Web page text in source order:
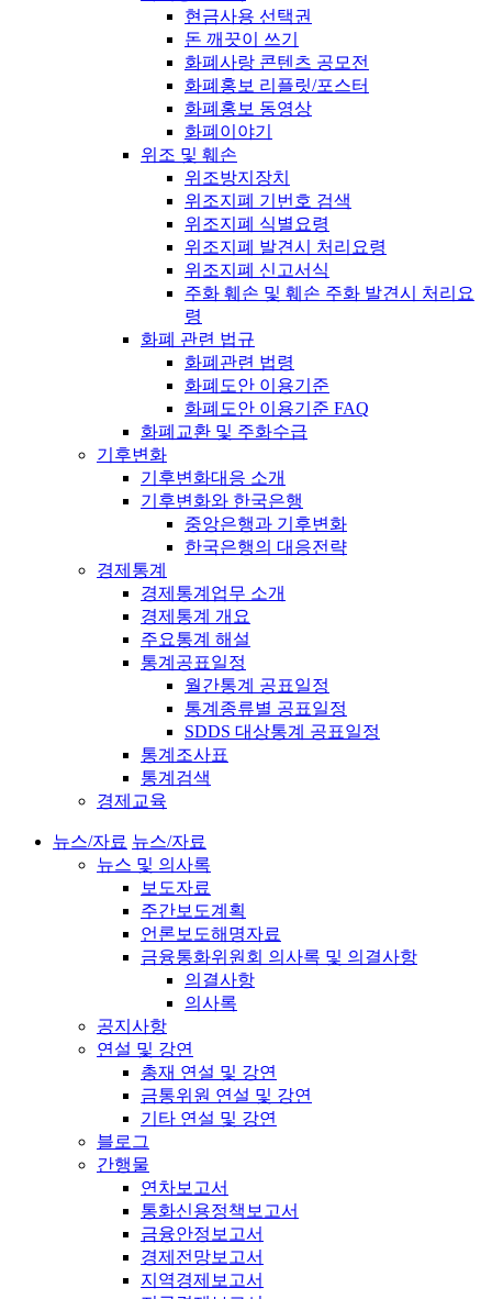
현금사용 선택권
돈 깨끗이 쓰기
화폐사랑 콘텐츠 공모전
화폐홍보 리플릿/포스터
화폐홍보 동영상
화폐이야기
위조 및 훼손
위조방지장치
위조지폐 기번호 검색
위조지폐 식별요령
위조지폐 발견시 처리요령
위조지폐 신고서식
주화 훼손 및 훼손 주화 발견시 처리요
령
화폐 관련 법규
화폐관련 법령
화폐도안 이용기준
화폐도안 이용기준 FAQ
화폐교환 및 주화수급
기후변화
기후변화대응 소개
기후변화와 한국은행
중앙은행과 기후변화
한국은행의 대응전략
경제통계
경제통계업무 소개
경제통계 개요
주요통계 해설
통계공표일정
월간통계 공표일정
통계종류별 공표일정
SDDS 대상통계 공표일정
통계조사표
통계검색
경제교육
뉴스/자료 뉴스/자료
뉴스 및 의사록
보도자료
주간보도계획
언론보도해명자료
금융통화위원회 의사록 및 의결사항
의결사항
의사록
공지사항
연설 및 강연
총재 연설 및 강연
금통위원 연설 및 강연
기타 연설 및 강연
블로그
간행물
연차보고서
통화신용정책보고서
금융안정보고서
경제전망보고서
지역경제보고서